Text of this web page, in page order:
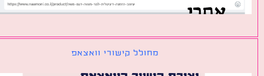
מחולל קישורי וואצאפ